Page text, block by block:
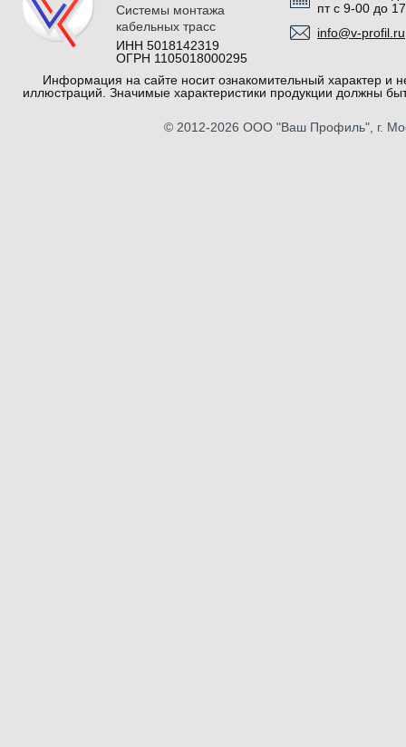
Системы монтажа
кабельных трасс
ИНН 5018142319
ОГРН 1105018000295
пт с 9-00 до
info@v-profil.ru
Информация на сайте носит ознакомительный характер и
иллюстраций. Значимые характеристики продукции должны
© 2012-2026 ООО "Ваш Профиль", г.